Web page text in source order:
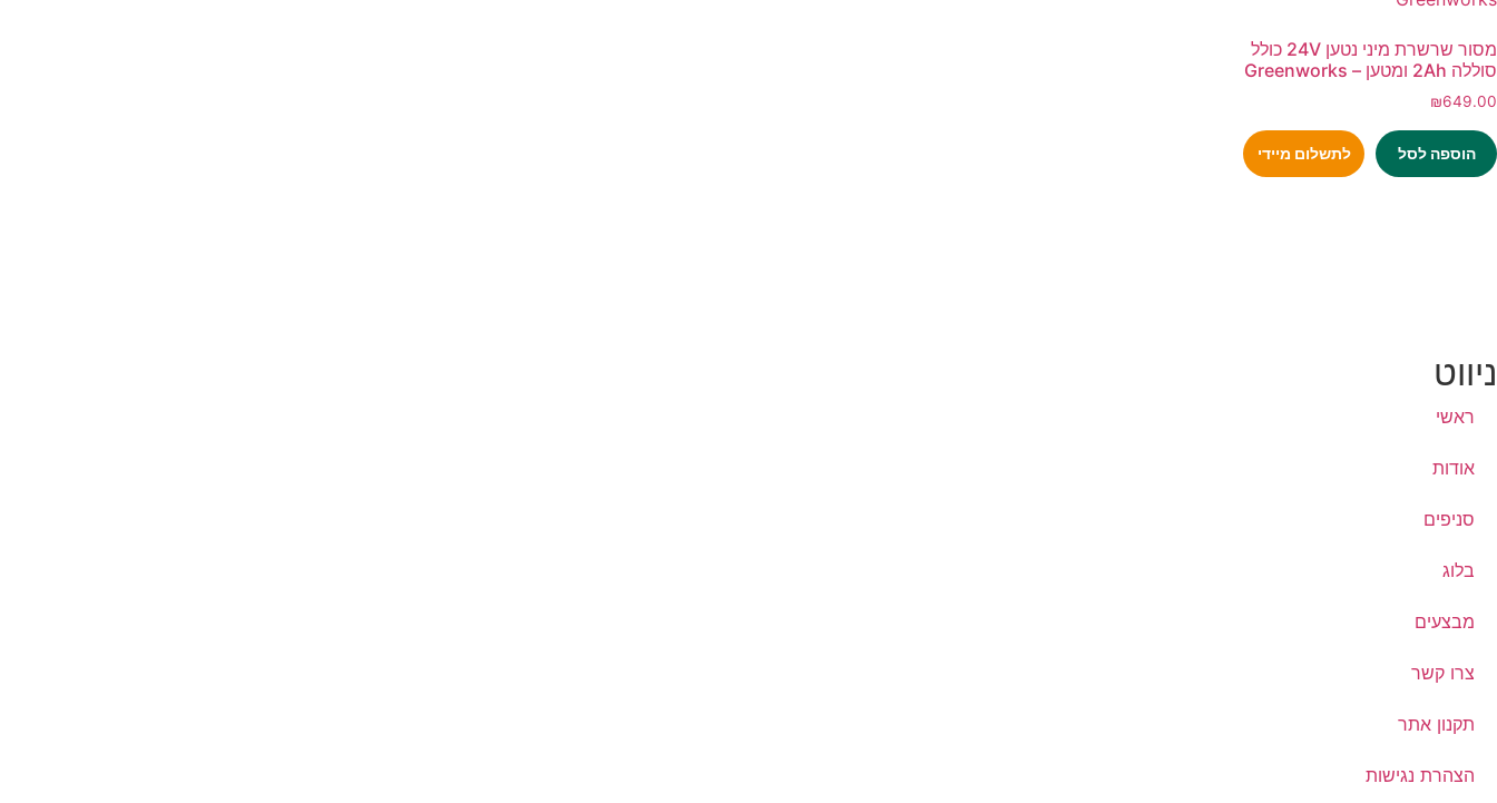
מסור שרשרת מיני נטען 24V כולל
סוללה 2Ah ומטען – Greenworks
₪649.00
הוספה לסל לתשלום מיידי
ניווט
ראשי
אודות
סניפים
בלוג
מבצעים
צרו קשר
תקנון אתר
הצהרת נגישות